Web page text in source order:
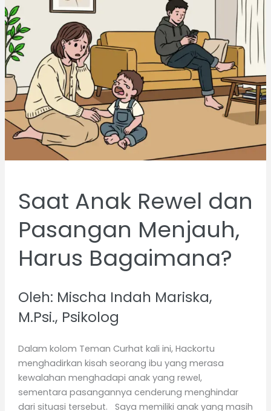
Saat Anak Rewel dan
Pasangan Menjauh,
Harus Bagaimana?
Oleh: Mischa Indah Mariska,
M.Psi., Psikolog
Dalam kolom Teman Curhat kali ini, Hackortu
menghadirkan kisah seorang ibu yang merasa
kewalahan menghadapi anak yang rewel,
sementara pasangannya cenderung menghindar
dari situasi tersebut. Saya memiliki anak yang masih
Anak
Rewel
dan
Pasangan
Menjauh,
Harus
Bagaimana?